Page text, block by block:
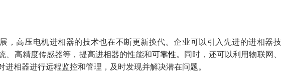
，高压电机进相器的技术也在不断更新换代。企业可以引入先进的进相器技
、高精度传感器等，提高进相器的性能和可靠性。同时，还可以利用物联网、
进相器进行远程监控和管理，及时发现并解决潜在问题。